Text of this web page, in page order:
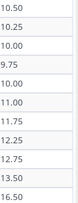
10.50
10.25
10.00
9.75
10.00
11.00
11.75
12.25
12.75
13.50
16.50